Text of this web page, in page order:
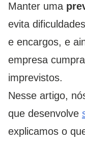
Manter uma
evita
e encargos, e
empresa
imprevistos.
Nesse artigo,
que desenvolve
explicamos o